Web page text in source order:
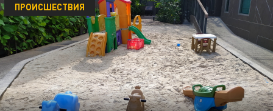
ПРОИСШЕСТВИЯ